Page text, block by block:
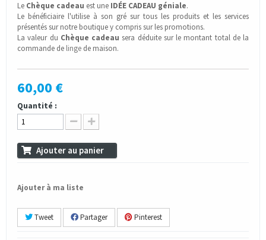
Le Chèque cadeau est une IDÉE CADEAU géniale.
Le bénéficiaire l'utilise à son gré sur tous les produits et les services
présentés sur notre boutique y compris sur les promotions.
La valeur du Chèque cadeau sera déduite sur le montant total de la
commande de linge de maison.
60,00 €
Quantité :
Ajouter au panier
Ajouter à ma liste
Tweet Partager Pinterest